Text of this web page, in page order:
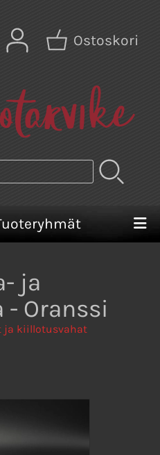
Ostoskori
ja
Oranssi
ja kiillotusvahat